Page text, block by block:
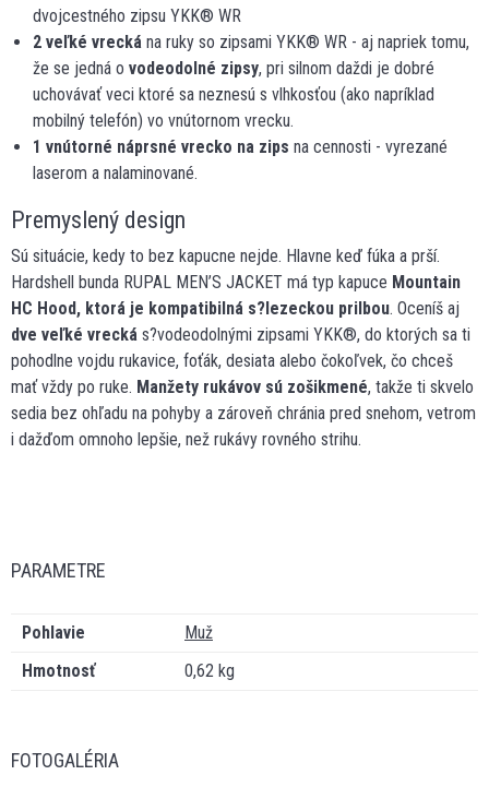
dvojcestného zipsu YKK® WR
2 veľké vrecká na ruky so zipsami YKK® WR - aj napriek tomu,
že se jedná o vodeodolné zipsy, pri silnom daždi je dobré
uchovávať veci ktoré sa neznesú s vlhkosťou (ako napríklad
mobilný telefón) vo vnútornom vrecku.
1 vnútorné náprsné vrecko na zips na cennosti - vyrezané
laserom a nalaminované.
Premyslený design
Sú situácie, kedy to bez kapucne nejde. Hlavne keď fúka a prší.
Hardshell bunda RUPAL MEN’S JACKET má typ kapuce Mountain
HC Hood, ktorá je kompatibilná s?lezeckou prilbou. Oceníš aj
dve veľké vrecká s?vodeodolnými zipsami YKK®, do ktorých sa ti
pohodlne vojdu rukavice, foťák, desiata alebo čokoľvek, čo chceš
mať vždy po ruke. Manžety rukávov sú zošikmené, takže ti skvelo
sedia bez ohľadu na pohyby a zároveň chránia pred snehom, vetrom
i dažďom omnoho lepšie, než rukávy rovného strihu.
PARAMETRE
Pohlavie
Muž
Hmotnosť
0,62 kg
FOTOGALÉRIA